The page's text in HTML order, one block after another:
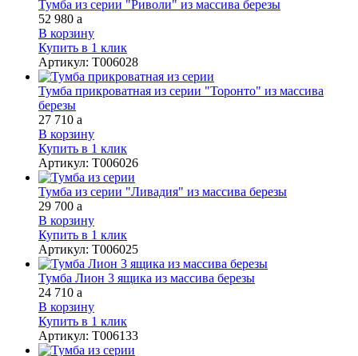
Тумба из серии "Риволи" из массива березы
52 980 a
В корзину
Купить в 1 клик
Артикул: Т006028
Тумба прикроватная из серии "Торонто" из массива
березы
27 710 a
В корзину
Купить в 1 клик
Артикул: Т006026
Тумба из серии "Ливадия" из массива березы
29 700 a
В корзину
Купить в 1 клик
Артикул: Т006025
Тумба Лион 3 ящика из массива березы
24 710 a
В корзину
Купить в 1 клик
Артикул: Т006133